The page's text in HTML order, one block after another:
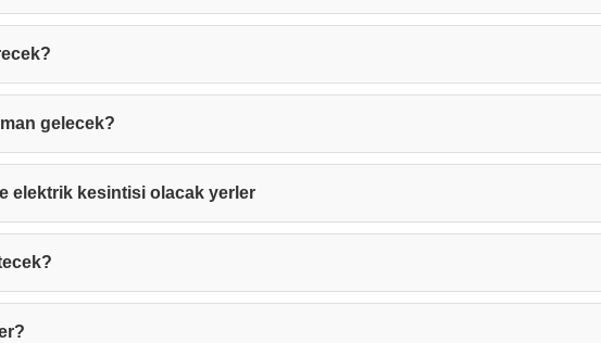
gelecek?
elektrik kesintisi olacak yerler
Teşekkürler!